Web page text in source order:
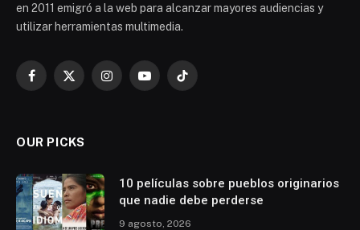
en 2011 emigró a la web para alcanzar mayores audiencias y
utilizar herramientas multimedia.
Facebook
X
InstagramYouTubeTikTok
OUR PICKS
10 películas sobre pueblos originarios
que nadie debe perderse
9 agosto, 2026